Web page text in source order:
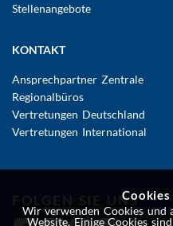
Stellenangebote
KONTAKT
Ansprechpartner Zentrale
Regionalbüros
Vertretungen Deutschland
Vertretungen International
FOLGEN SIE UNS
Wir verwenden Cookies und
Website. Einige Cookies